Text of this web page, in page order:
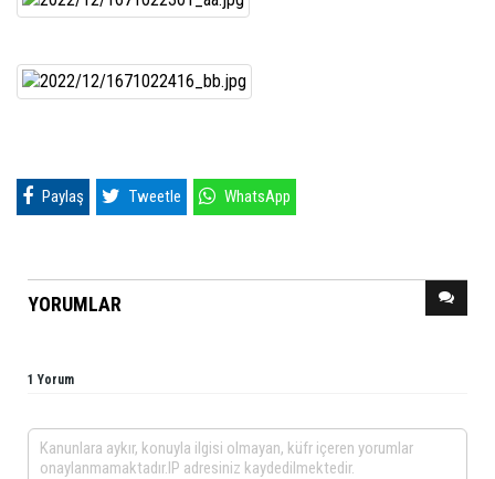
Paylaş Tweetle WhatsApp
YORUMLAR
1 Yorum